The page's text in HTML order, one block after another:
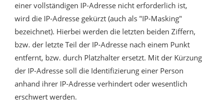
einer vollständigen IP-Adresse nicht erforderlich ist,
wird die IP-Adresse gekürzt (auch als "IP-Masking"
bezeichnet). Hierbei werden die letzten beiden Ziffern,
bzw. der letzte Teil der IP-Adresse nach einem Punkt
entfernt, bzw. durch Platzhalter ersetzt. Mit der Kürzung
der IP-Adresse soll die Identifizierung einer Person
anhand ihrer IP-Adresse verhindert oder wesentlich
erschwert werden.